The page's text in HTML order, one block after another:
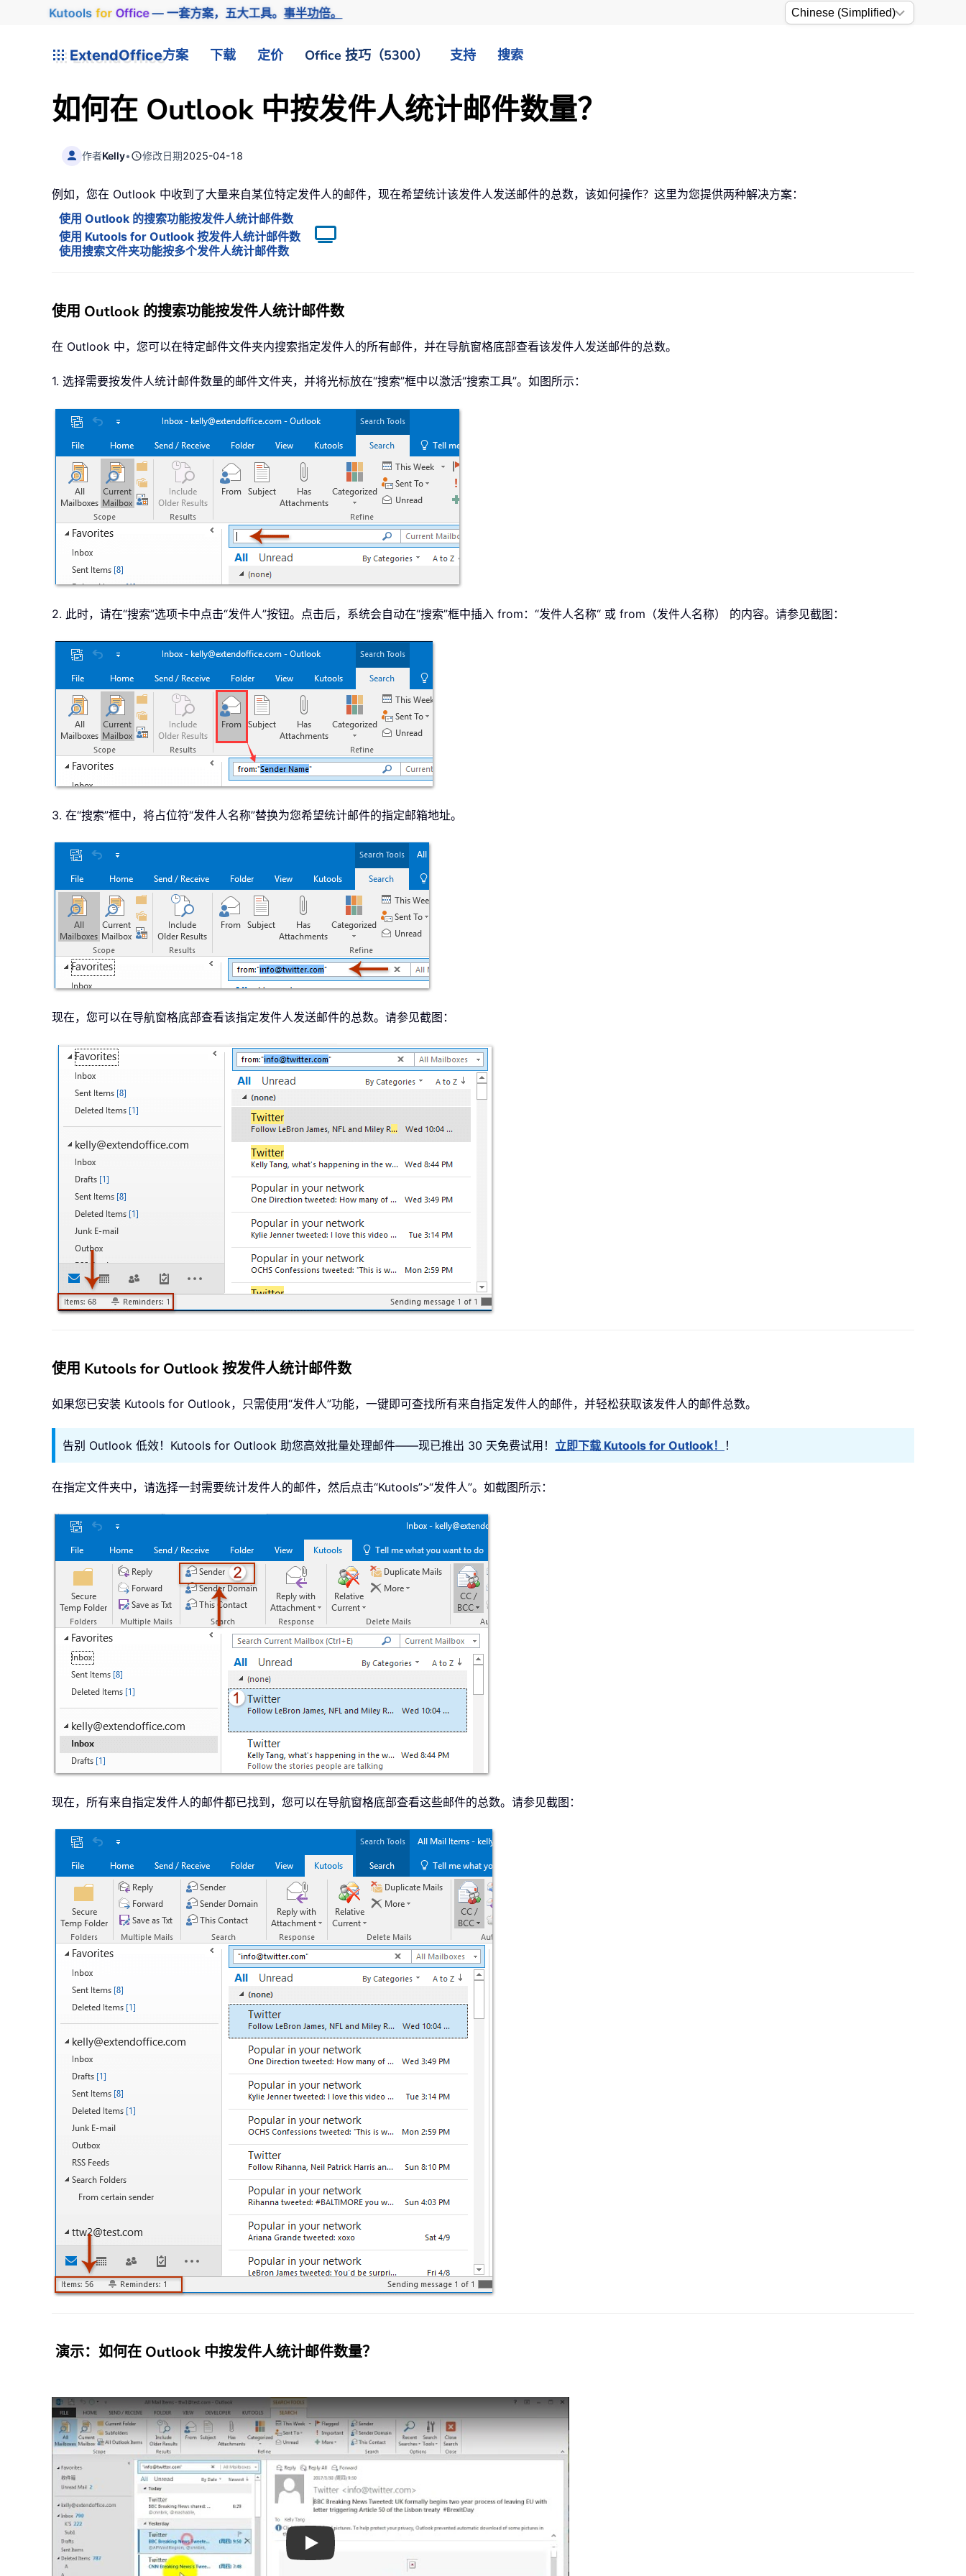
Kutools for Office— 一套方案，五大工具。事半功倍。
ExtendOffice方案 下载 定价 Office 技巧（5300） 支持 搜索
如何在 Outlook 中按发件人统计邮件数量？
作者Kelly• 修改日期2025-04-18
例如，您在 Outlook 中收到了大量来自某位特定发件人的邮件，现在希望统计该发件人发送邮件的总数，该如何操作？这里为您提供两种解决方案：
使用 Outlook 的搜索功能按发件人统计邮件数
使用 Kutools for Outlook 按发件人统计邮件数
使用搜索文件夹功能按多个发件人统计邮件数
使用 Outlook 的搜索功能按发件人统计邮件数
在 Outlook 中，您可以在特定邮件文件夹内搜索指定发件人的所有邮件，并在导航窗格底部查看该发件人发送邮件的总数。
1. 选择需要按发件人统计邮件数量的邮件文件夹，并将光标放在“搜索”框中以激活“搜索工具”。如图所示：
2. 此时，请在“搜索”选项卡中点击“发件人”按钮。点击后，系统会自动在“搜索”框中插入 from：“发件人名称“ 或 from（发件人名称） 的内容。请参见截图：
3. 在“搜索”框中，将占位符“发件人名称”替换为您希望统计邮件的指定邮箱地址。
现在，您可以在导航窗格底部查看该指定发件人发送邮件的总数。请参见截图：
使用 Kutools for Outlook 按发件人统计邮件数
如果您已安装 Kutools for Outlook，只需使用“发件人”功能，一键即可查找所有来自指定发件人的邮件，并轻松获取该发件人的邮件总数。
告别 Outlook 低效！Kutools for Outlook 助您高效批量处理邮件——现已推出 30 天免费试用！ 立即下载 Kutools for Outlook！ ！
在指定文件夹中，请选择一封需要统计发件人的邮件，然后点击“Kutools”>“发件人”。如截图所示：
现在，所有来自指定发件人的邮件都已找到，您可以在导航窗格底部查看这些邮件的总数。请参见截图：
演示：如何在 Outlook 中按发件人统计邮件数量？
Play